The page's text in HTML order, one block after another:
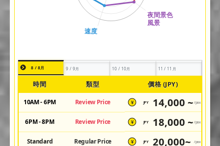
8 / 8月 9 / 9月 10 / 10月 11 / 11月
時間 類型 價格 (JPY)
10AM - 6PM Review Price ¥ JPY 14,000 ~ /pax
6PM - 8PM Review Price ¥ JPY 18,000 ~ /pax
Standard Regular Price ¥ JPY 20,000~ /pax